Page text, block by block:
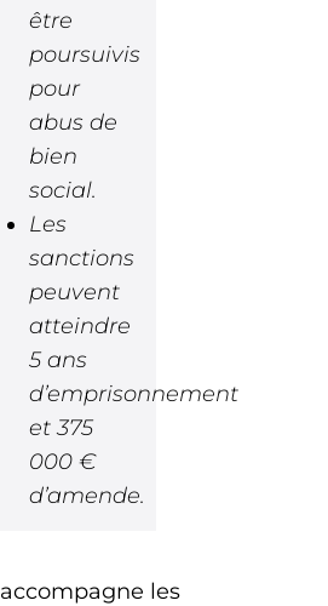
être
poursuivis
pour
abus de
bien
social.
Les
sanctions
peuvent
atteindre
5 ans
d’emprisonnement
et 375
000 €
d’amende.
accompagne les